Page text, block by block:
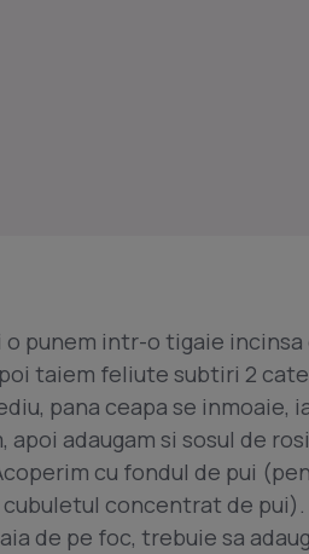
punem intr-o tigaie incinsa
taiem feliute subtiri 2
pana ceapa se inmoaie,
adaugam si sosul de
cu fondul de pui
concentrat de pui).
de pe foc, trebuie sa